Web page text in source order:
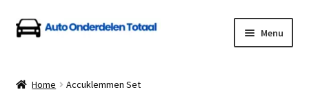
Ga
door
navigatie
Ga
naar
inhoud
Menu
Home Accuklemmen Set